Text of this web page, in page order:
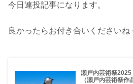
今日連投記事になります。
良かったらお付き合いくださいね
瀬戸内芸術祭2025
（瀬戸内芸術祭